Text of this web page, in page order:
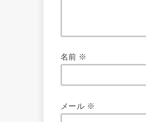
名前 ※
メール ※